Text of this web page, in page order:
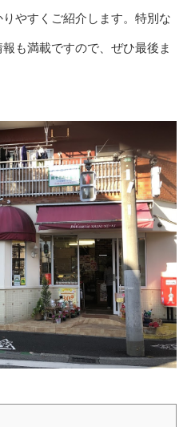
やすくご紹介します。特別な
も満載ですので、ぜひ最後ま